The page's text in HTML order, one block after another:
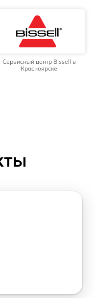
Сервисный центр Bissell в
Красноярске